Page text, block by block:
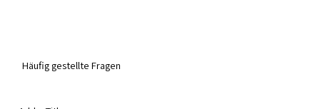
Häufig gestellte Fragen